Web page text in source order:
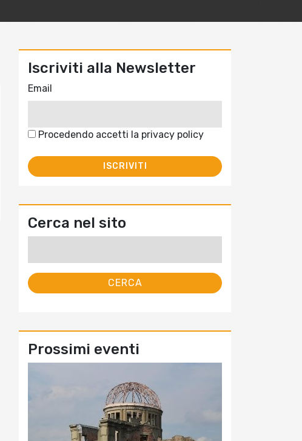
Iscriviti alla Newsletter
Email
Procedendo accetti la privacy policy
Cerca nel sito
Prossimi eventi